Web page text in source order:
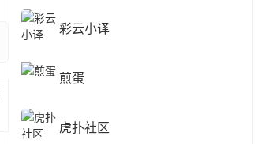
彩云小译
煎蛋
虎扑社区